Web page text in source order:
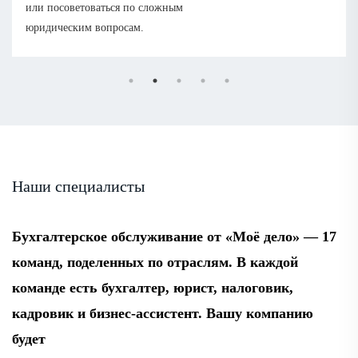
или посоветоваться по сложным
юридическим вопросам.
Наши специалисты
Бухгалтерское обслуживание от «Моё дело» — 17
команд, поделенных по отраслям. В каждой
команде есть бухгалтер, юрист, налоговик,
кадровик и бизнес-ассистент. Вашу компанию
будет